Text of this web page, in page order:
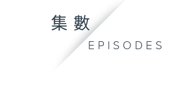
集數
EPISODES